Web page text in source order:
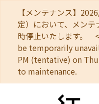
【メンテナンス】
定）において、メン
時停止いたします。
be temporarily
PM (tentative) on
to maintenance.